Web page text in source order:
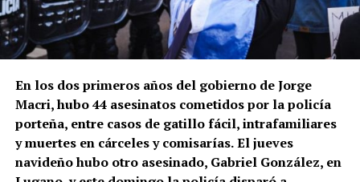
En los dos primeros años del gobierno de Jorge
Macri, hubo 44 asesinatos cometidos por la policía
porteña, entre casos de gatillo fácil, intrafamiliares
y muertes en cárceles y comisarías.El jueves
navideño hubo otro asesinado, Gabriel González, en